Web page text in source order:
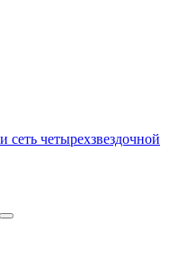
сеть четырехзвездочной